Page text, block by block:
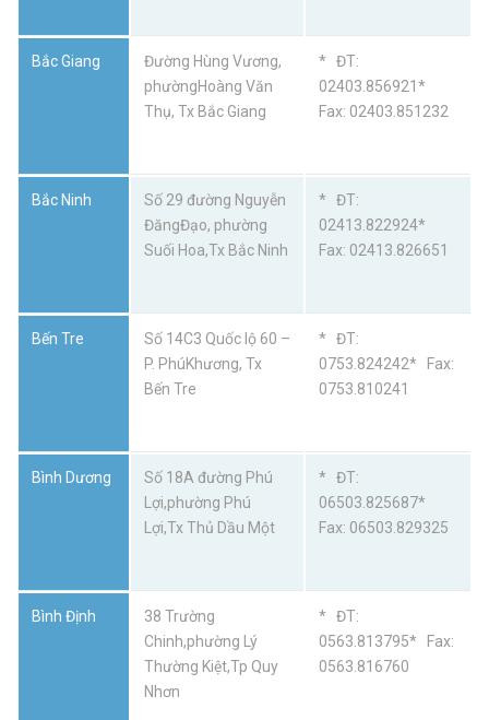
Bắc Giang
Đường Hùng Vương,
phườngHoàng Văn
Thụ, Tx Bắc Giang
* ĐT:
02403.856921*
Fax: 02403.851232
Bắc Ninh
Số 29 đường Nguyễn
ĐăngĐạo, phường
Suối Hoa,Tx Bắc Ninh
* ĐT:
02413.822924*
Fax: 02413.826651
Bến Tre
Số 14C3 Quốc lộ 60 –
P. PhúKhương, Tx
Bến Tre
* ĐT:
0753.824242* Fax:
0753.810241
Bình Dương
Số 18A đường Phú
Lợi,phường Phú
Lợi,Tx Thủ Dầu Một
* ĐT:
06503.825687*
Fax: 06503.829325
Bình Định
38 Trường
Chinh,phường Lý
Thường Kiệt,Tp Quy
Nhơn
* ĐT:
0563.813795* Fax:
0563.816760